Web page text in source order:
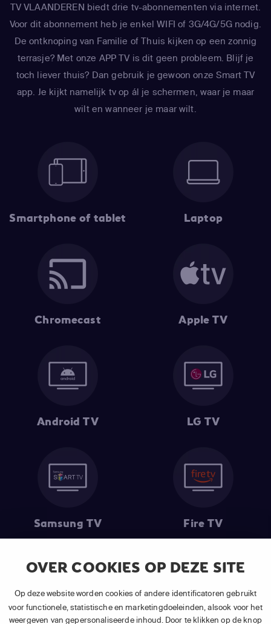
OVER COOKIES OP DEZE SITE
Op deze website worden cookies of andere identificatoren gebruikt
voor functionele, statistische en marketingdoeleinden, alsook voor het
weergeven van gepersonaliseerde inhoud. Door te klikken op de knop
TV VLAANDEREN biedt drie tv-abonnementen via internet.
Voor dit abonnement heb je enkel WIFI of 3G/4G/5G nodig.
De ontknoping van Familie of Thuis kijken op een zonnig
terrasje? Met onze APP TV is dit geen probleem. Blijf je
toch liever thuis? Dan gebruik je gewoon onze Smart TV
app. Je kijkt namelijk tv op ál je schermen, waar je maar
wilt en wanneer je maar wilt.
Smartphone of tablet Laptop
Chromecast Apple TV
Android TV LG TV
Samsung TV Fire TV
(1) De eerste 30 dagen gratis: Geldig op alle nieuwe abonnementen
van APP TV Light, Basic of Plus.
(2) Prijs abonnement : Incl. BTW.